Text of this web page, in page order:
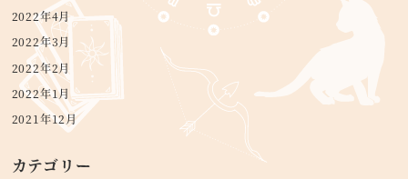
2022年4月
2022年3月
2022年2月
2022年1月
2021年12月
カテゴリー